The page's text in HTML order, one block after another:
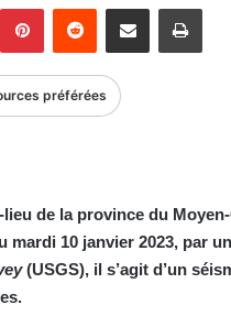
PinterestReddit Partager par email
préférées
de la province du
mardi 10 janvier 2023, par
(USGS), il s’agit d’un